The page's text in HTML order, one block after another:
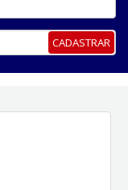
CADASTRAR